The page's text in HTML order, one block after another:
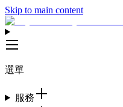
Skip to main content
選單
服務